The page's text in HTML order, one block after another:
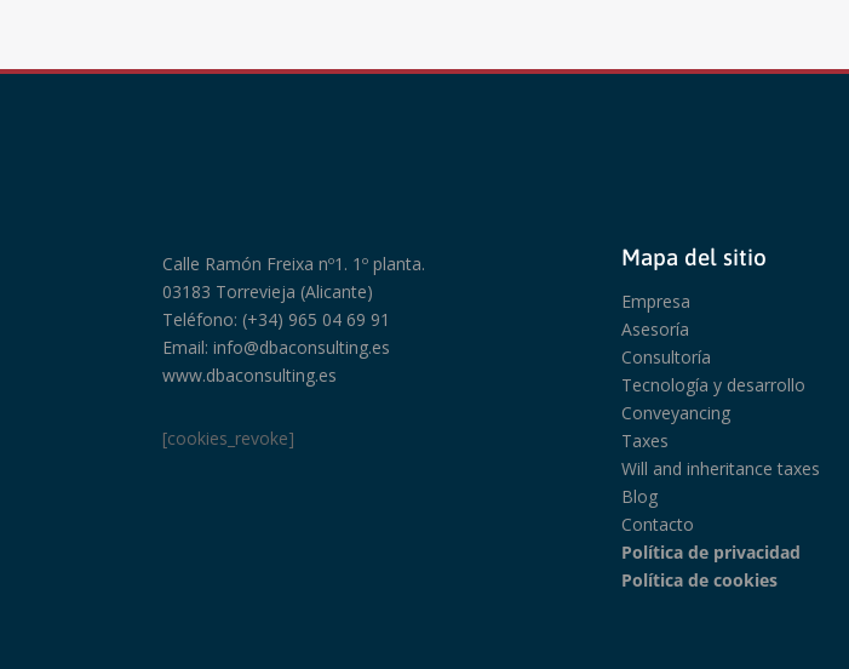
Calle Ramón Freixa nº1. 1º planta.
03183 Torrevieja (Alicante)
Teléfono: (+34) 965 04 69 91
Email: info@dbaconsulting.es
www.dbaconsulting.es
[cookies_revoke]
Mapa del sitio
Empresa
Asesoría
Consultoría
Tecnología y desarrollo
Conveyancing
Taxes
Will and inheritance taxes
Blog
Contacto
Política de privacidad
Política de cookies